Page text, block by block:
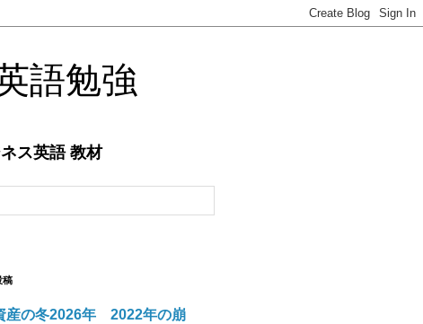
語勉強
ス英語 教材
稿
産の冬2026年 2022年の崩